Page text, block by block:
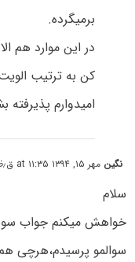
برمیگرده.
در این موارد هم
کن به ترتیب
امیدوارم پذیرفته
نگین مهر ۱۵, ۱۳۹۴ at ۱۱:۳۵ ق٫ظ
سلام
خواهش میکنم جواب
سوالمو